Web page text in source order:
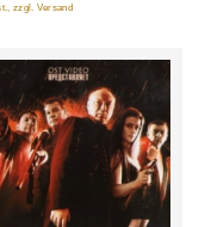
zzgl. Versand